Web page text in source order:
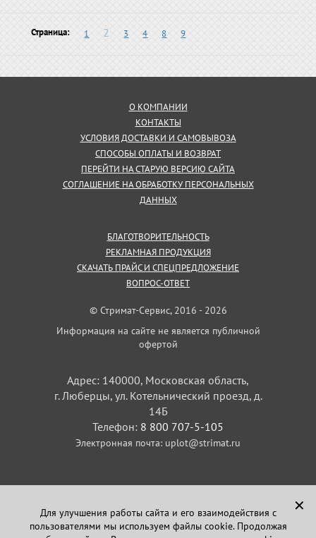
Страница: 1 2 3 4 8 9
О КОМПАНИИ
КОНТАКТЫ
УСЛОВИЯ ДОСТАВКИ И САМОВЫВОЗА
СПОСОБЫ ОПЛАТЫ И ВОЗВРАТ
ПЕРЕЙТИ НА СТАРУЮ ВЕРСИЮ САЙТА
СОГЛАШЕНИЕ НА ОБРАБОТКУ ПЕРСОНАЛЬНЫХ
ДАННЫХ
БЛАГОТВОРИТЕЛЬНОСТЬ
РЕКЛАМНАЯ ПРОДУКЦИЯ
СКАЧАТЬ ПРАЙС И СПЕЦПРЕДЛОЖЕНИЕ
ВОПРОС-ОТВЕТ
© Стримат-Сервис, 2016 - 2026
Информация на сайте не является публичной
офертой
Адрес: 140000, Московская область,
г. Люберцы, ул. Котельнический проезд, д.
14Б
Телефон: 8 800 707-5-105
Электронная почта: uplot@strimat.ru
✕
Для улучшения работы сайта и его взаимодействия с
пользователями мы используем файлы cookie. Продолжая